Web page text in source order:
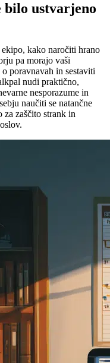
bilo ustvarjeno
kako naročiti hrano
pa morajo vaši
poravnavah in sestaviti
nudi praktično,
nesporazume in
naučiti se natančne
za zaščito strank in